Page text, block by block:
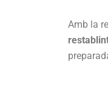
Amb la